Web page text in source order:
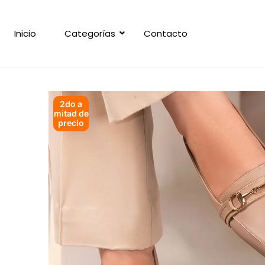
Inicio Categorías Contacto
2do a
mitad de
precio